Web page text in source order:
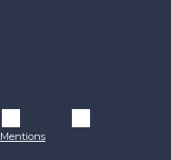
Mentions